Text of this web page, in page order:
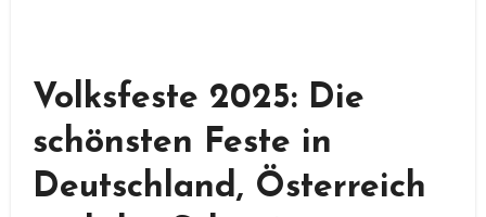
Volksfeste 2025: Die
schönsten Feste in
Deutschland, Österreich